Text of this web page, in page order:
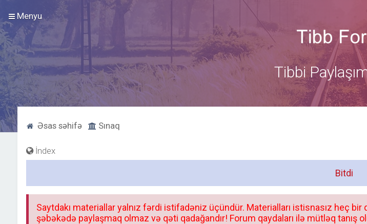
Menyu
Tibbi
Əsas səhifə Sınaq
İndex
Bitdi
Saytdakı materiallar yalnız fərdi istifadəniz üçündür. Materialları istisnasız heç bir
şəbəkədə paylaşmaq olmaz və qəti qadağandır! Forum qaydaları ilə mütləq tanış